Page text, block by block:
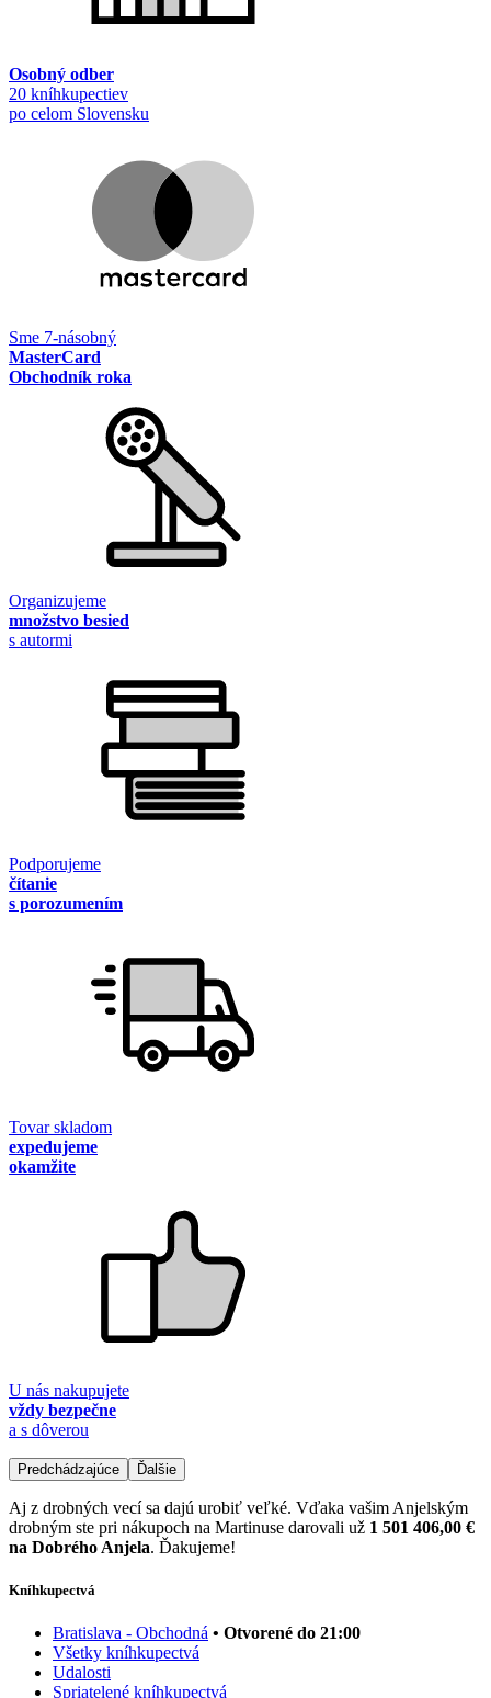
Osobný odber
20 kníhkupectiev
po celom Slovensku
Sme 7-násobný
MasterCard
Obchodník roka
Organizujeme
množstvo besied
s autormi
Podporujeme
čítanie
s porozumením
Tovar skladom
expedujeme
okamžite
U nás nakupujete
vždy bezpečne
a s dôverou
Predchádzajúce Ďalšie
Aj z drobných vecí sa dajú urobiť veľké. Vďaka vašim Anjelským
drobným ste pri nákupoch na Martinuse darovali už 1 501 406,00 €
na Dobrého Anjela. Ďakujeme!
Kníhkupectvá
Bratislava - Obchodná • Otvorené do 21:00
Všetky kníhkupectvá
Udalosti
Spriatelené kníhkupectvá